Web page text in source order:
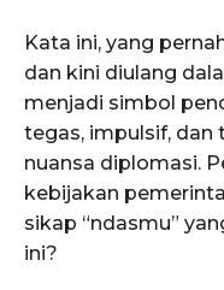
Kata ini, yang
dan kini diulang
menjadi simbol
tegas, impulsif, dan
nuansa diplomasi.
kebijakan
sikap “ndasmu”
ini?